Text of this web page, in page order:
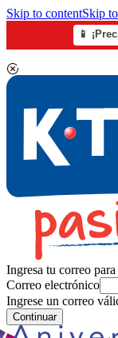
Skip to contentSkip
📱
Ingresa tu correo
Correo electrónico
Ingrese un correo
Continuar